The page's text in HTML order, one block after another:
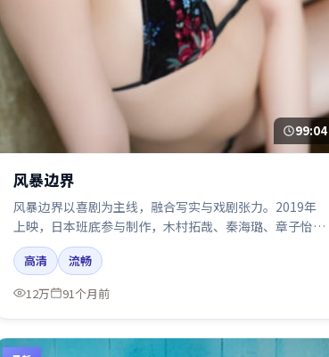
99:04
风暴边界
风暴边界以喜剧为主线，融合写实与戏剧张力。2019年
上映，日本班底参与制作，木村拓哉、秦海璐、章子怡、
张译在片中呈现细腻表演，影像风格统一，配乐与剪辑强
化了情绪曲线。
高清
流畅
12万
91个月前